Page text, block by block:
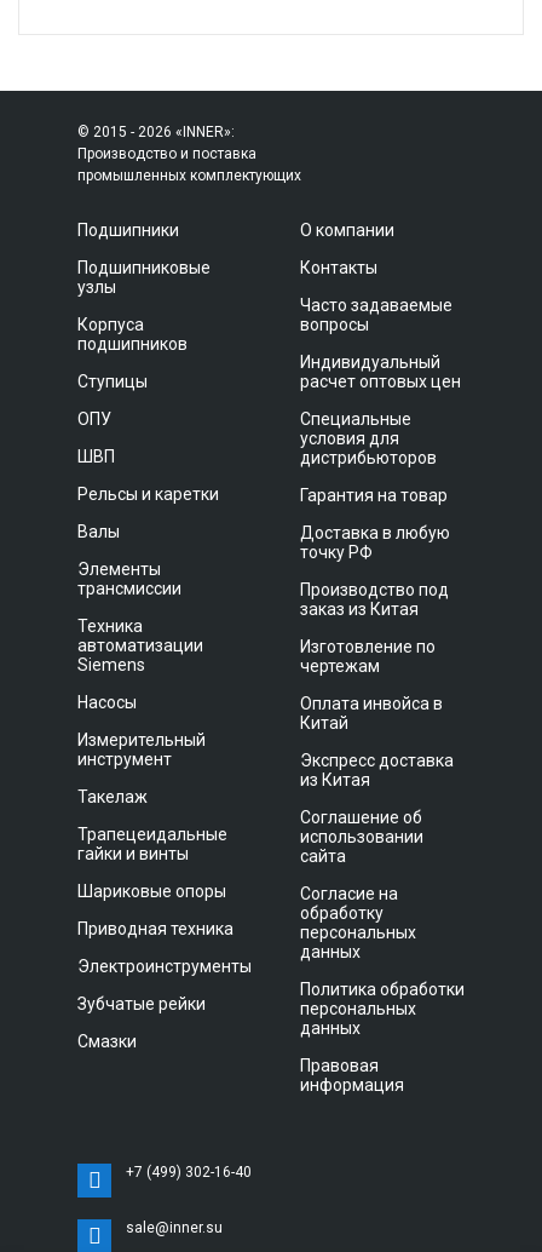
© 2015 - 2026 «INNER»:
Производство и поставка
промышленных комплектующих
Подшипники
Подшипниковые
узлы
Корпуса
подшипников
Ступицы
ОПУ
ШВП
Рельсы и каретки
Валы
Элементы
трансмиссии
Техника
автоматизации
Siemens
Насосы
Измерительный
инструмент
Такелаж
Трапецеидальные
гайки и винты
Шариковые опоры
Приводная техника
Электроинструменты
Зубчатые рейки
Смазки
О компании
Контакты
Часто задаваемые
вопросы
Индивидуальный
расчет оптовых цен
Специальные
условия для
дистрибьюторов
Гарантия на товар
Доставка в любую
точку РФ
Производство под
заказ из Китая
Изготовление по
чертежам
Оплата инвойса в
Китай
Экспресс доставка
из Китая
Соглашение об
использовании
сайта
Согласие на
обработку
персональных
данных
Политика обработки
персональных
данных
Правовая
информация
+7 (499) 302-16-40
sale@inner.su